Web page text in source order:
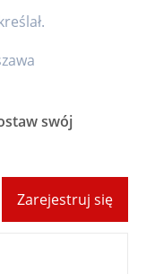
swój
Zarejestruj się